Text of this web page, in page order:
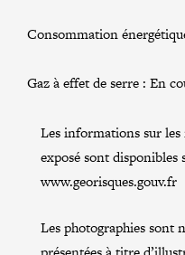
Consommation
Gaz à effet de serre : En
Les informations sur les
exposé sont disponibles
www.georisques.gouv.fr
Les photographies sont